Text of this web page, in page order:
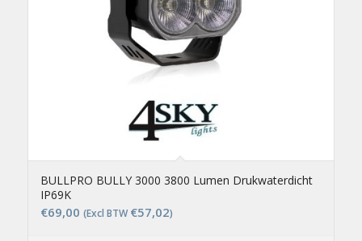
BULLPRO BULLY 3000 3800 Lumen Drukwaterdicht
IP69K
€69,00 (Excl BTW €57,02)